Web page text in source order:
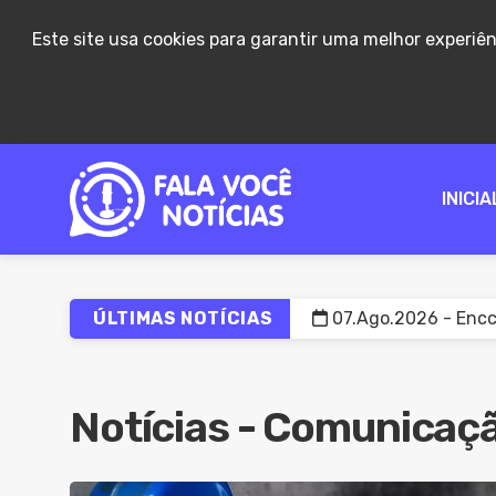
Este site usa cookies para garantir uma melhor
ÚLTIMAS NOTÍCIAS
07.Ago.2026 -
07.Ago.2026 -
07.Ago.2026 -
07.Ago.2026 -
Notícias -